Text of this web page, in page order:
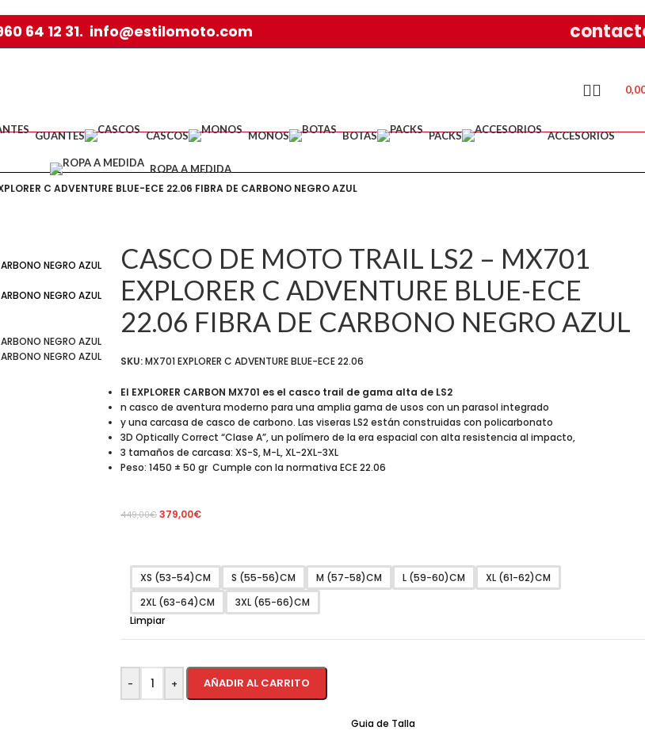
64 12 31. info@estilomoto.com
GUANTES CASCOS MONOS BOTAS PACKS ACCESORIOS
ROPA A MEDIDA
C ADVENTURE BLUE-ECE 22.06 FIBRA DE CARBONO NEGRO AZUL
CASCO DE MOTO TRAIL LS2 – MX701
EXPLORER C ADVENTURE BLUE-ECE
22.06 FIBRA DE CARBONO NEGRO AZUL
SKU:MX701 EXPLORER C ADVENTURE BLUE-ECE 22.06
El EXPLORER CARBON MX701 es el casco trail de gama alta de LS2
n casco de aventura moderno para una amplia gama de usos con un parasol integrado
y una carcasa de casco de carbono. Las viseras LS2 están construidas con policarbonato
3D Optically Correct “Clase A”, un polímero de la era espacial con alta resistencia al impacto,
3 tamaños de carcasa: XS-S, M-L, XL-2XL-3XL
Peso: 1450 ± 50 gr Cumple con la normativa ECE 22.06
449,00€ 379,00€
XS (53-54)CM S (55-56)CM M (57-58)CM L (59-60)CM
XL (61-62)CM
2XL (63-64)CM
3XL (65-66)CM
Limpiar
- + AÑADIR AL CARRITO
Guia de Talla